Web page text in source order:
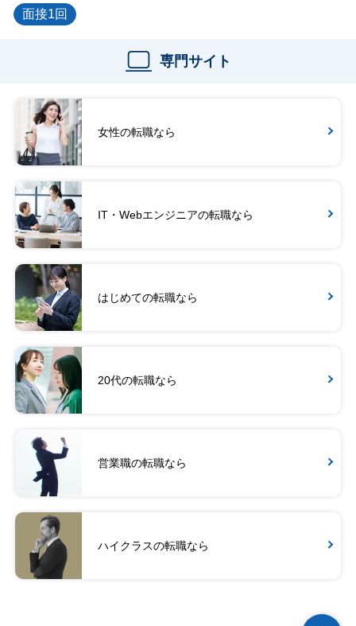
面接1回
専門サイト
女性の転職なら
IT・Webエンジニアの転職なら
はじめての転職なら
20代の転職なら
営業職の転職なら
ハイクラスの転職なら